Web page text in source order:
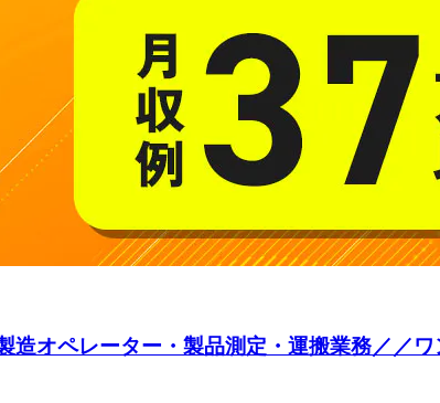
オペレーター・製品測定・運搬業務／／